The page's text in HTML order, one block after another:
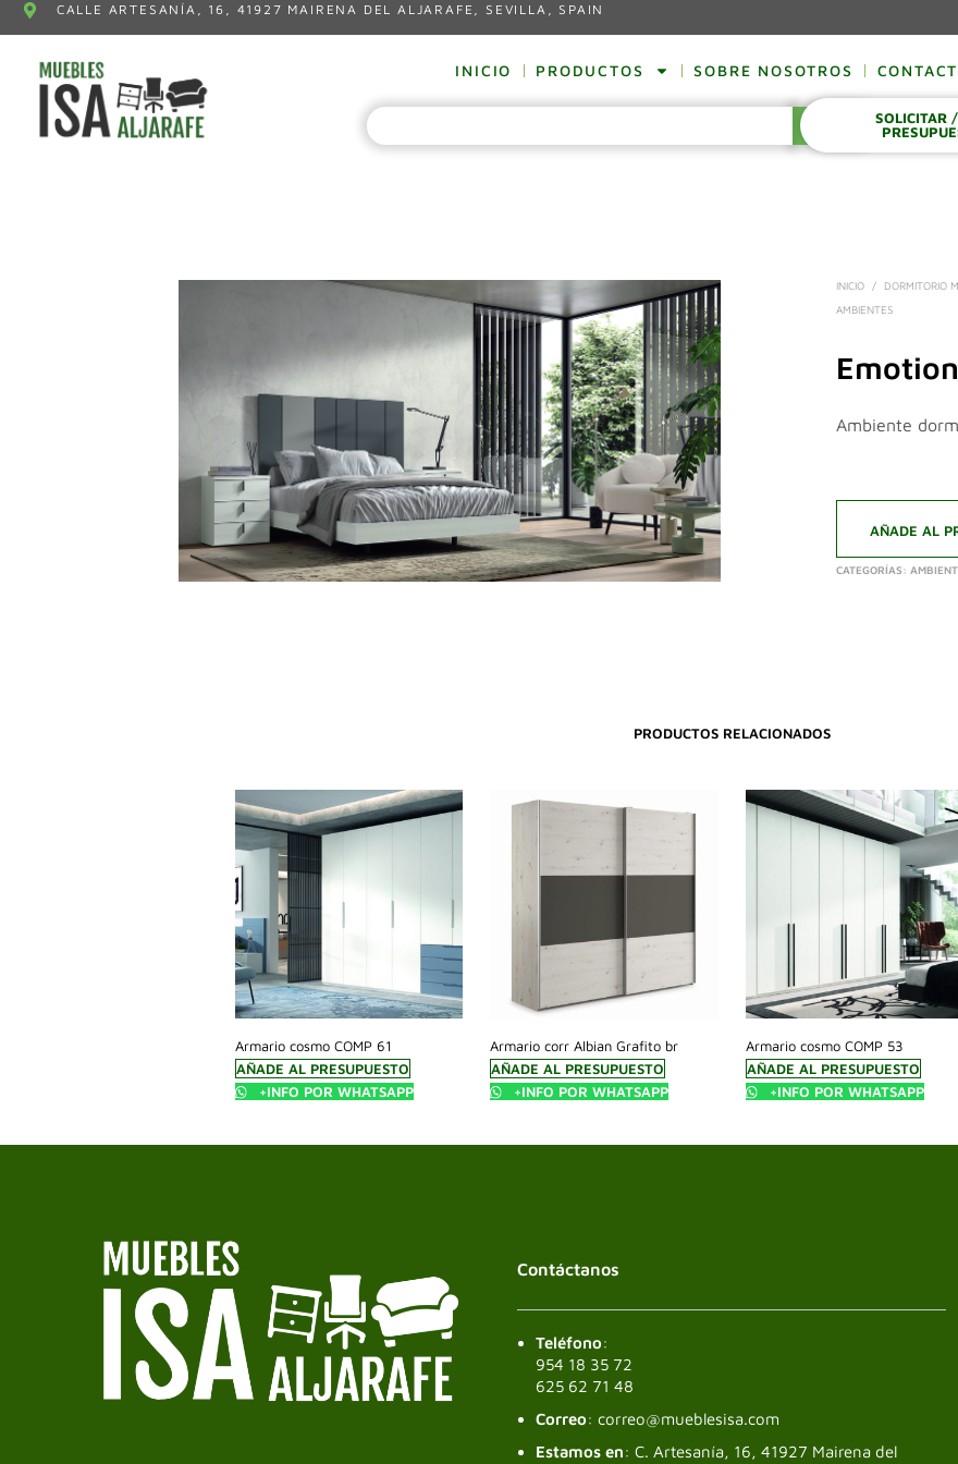
CALLE ARTESANÍA, 16, 41927 MAIRENA DEL ALJARAFE, SEVILLA, SPAIN
INICIO PRODUCTOS SOBRE NOSOTROS
SOLICITAR
INICIO / DORMITORIO
AMBIENTES
Ambiente
AÑADE AL
CATEGORÍAS:
PRODUCTOS RELACIONADOS
Armario cosmo COMP 61
AÑADE AL PRESUPUESTO
+INFO POR WHATSAPP
Armario corr Albian Grafito br
AÑADE AL PRESUPUESTO
+INFO POR WHATSAPP
Armario cosmo COMP 53
AÑADE AL PRESUPUESTO
+INFO POR WHATSAPP
Contáctanos
Teléfono:
954 18 35 72
625 62 71 48
Correo: correo@mueblesisa.com
Estamos en: C. Artesanía, 16, 41927 Mairena del